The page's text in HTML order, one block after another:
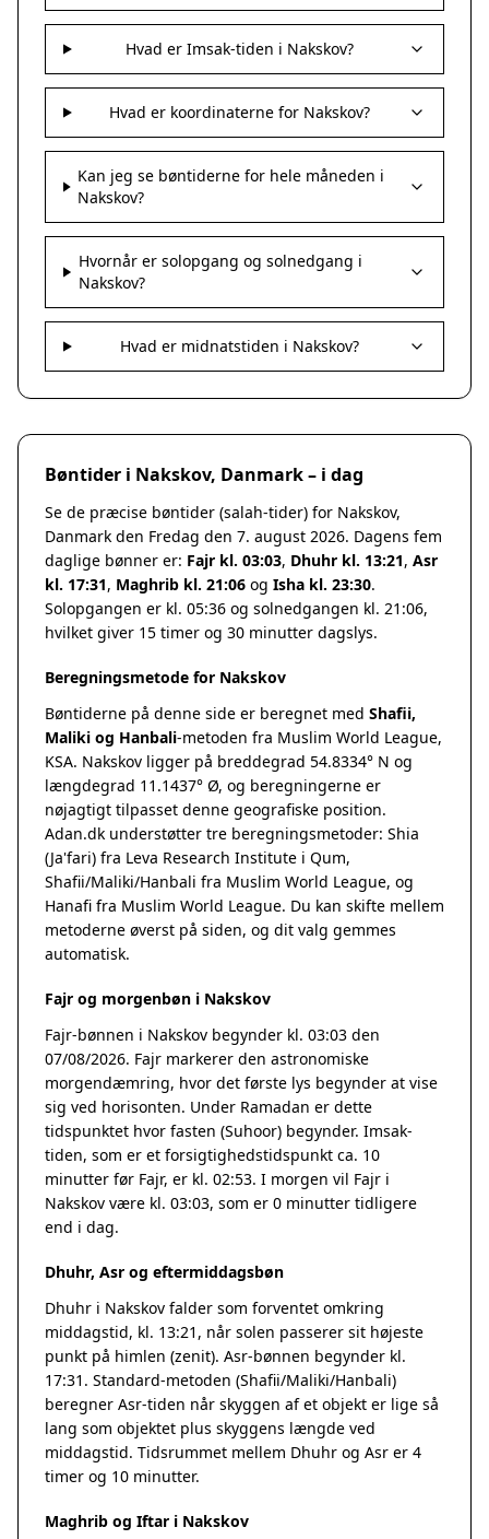
Hvad er Imsak-tiden i Nakskov?
Hvad er koordinaterne for Nakskov?
Kan jeg se bøntiderne for hele måneden i
Nakskov?
Hvornår er solopgang og solnedgang i
Nakskov?
Hvad er midnatstiden i Nakskov?
Bøntider i Nakskov, Danmark – i dag
Se de præcise bøntider (salah-tider) for Nakskov,
Danmark den Fredag den 7. august 2026. Dagens fem
daglige bønner er: Fajr kl. 03:03, Dhuhr kl. 13:21, Asr
kl. 17:31, Maghrib kl. 21:06 og Isha kl. 23:30.
Solopgangen er kl. 05:36 og solnedgangen kl. 21:06,
hvilket giver 15 timer og 30 minutter dagslys.
Beregningsmetode for Nakskov
Bøntiderne på denne side er beregnet med Shafii,
Maliki og Hanbali-metoden fra Muslim World League,
KSA. Nakskov ligger på breddegrad 54.8334° N og
længdegrad 11.1437° Ø, og beregningerne er
nøjagtigt tilpasset denne geografiske position.
Adan.dk understøtter tre beregningsmetoder: Shia
(Ja'fari) fra Leva Research Institute i Qum,
Shafii/Maliki/Hanbali fra Muslim World League, og
Hanafi fra Muslim World League. Du kan skifte mellem
metoderne øverst på siden, og dit valg gemmes
automatisk.
Fajr og morgenbøn i Nakskov
Fajr-bønnen i Nakskov begynder kl. 03:03 den
07/08/2026. Fajr markerer den astronomiske
morgendæmring, hvor det første lys begynder at vise
sig ved horisonten. Under Ramadan er dette
tidspunktet hvor fasten (Suhoor) begynder. Imsak-
tiden, som er et forsigtighedstidspunkt ca. 10
minutter før Fajr, er kl. 02:53. I morgen vil Fajr i
Nakskov være kl. 03:03, som er 0 minutter tidligere
end i dag.
Dhuhr, Asr og eftermiddagsbøn
Dhuhr i Nakskov falder som forventet omkring
middagstid, kl. 13:21, når solen passerer sit højeste
punkt på himlen (zenit). Asr-bønnen begynder kl.
17:31. Standard-metoden (Shafii/Maliki/Hanbali)
beregner Asr-tiden når skyggen af et objekt er lige så
lang som objektet plus skyggens længde ved
middagstid. Tidsrummet mellem Dhuhr og Asr er 4
timer og 10 minutter.
Maghrib og Iftar i Nakskov